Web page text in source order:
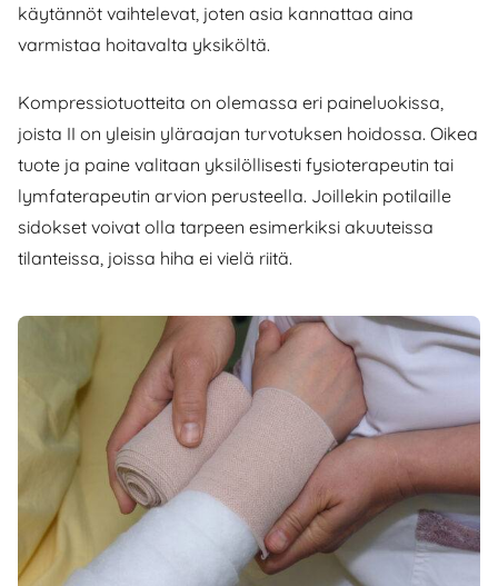
käytännöt vaihtelevat, joten asia kannattaa aina
varmistaa hoitavalta yksiköltä.
Kompressiotuotteita on olemassa eri paineluokissa,
joista II on yleisin yläraajan turvotuksen hoidossa. Oikea
tuote ja paine valitaan yksilöllisesti fysioterapeutin tai
lymfaterapeutin arvion perusteella. Joillekin potilaille
sidokset voivat olla tarpeen esimerkiksi akuuteissa
tilanteissa, joissa hiha ei vielä riitä.